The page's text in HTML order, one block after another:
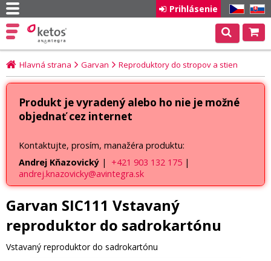
CZ SK
Prihlásenie
Hlavná strana Garvan Reproduktory do stropov a stien
Produkt je vyradený alebo ho nie je možné
objednať cez internet
Kontaktujte, prosím, manažéra produktu:
Andrej Kňazovický | +421 903 132 175 |
andrej.knazovicky@avintegra.sk
Garvan SIC111 Vstavaný
reproduktor do sadrokartónu
Vstavaný reproduktor do sadrokartónu